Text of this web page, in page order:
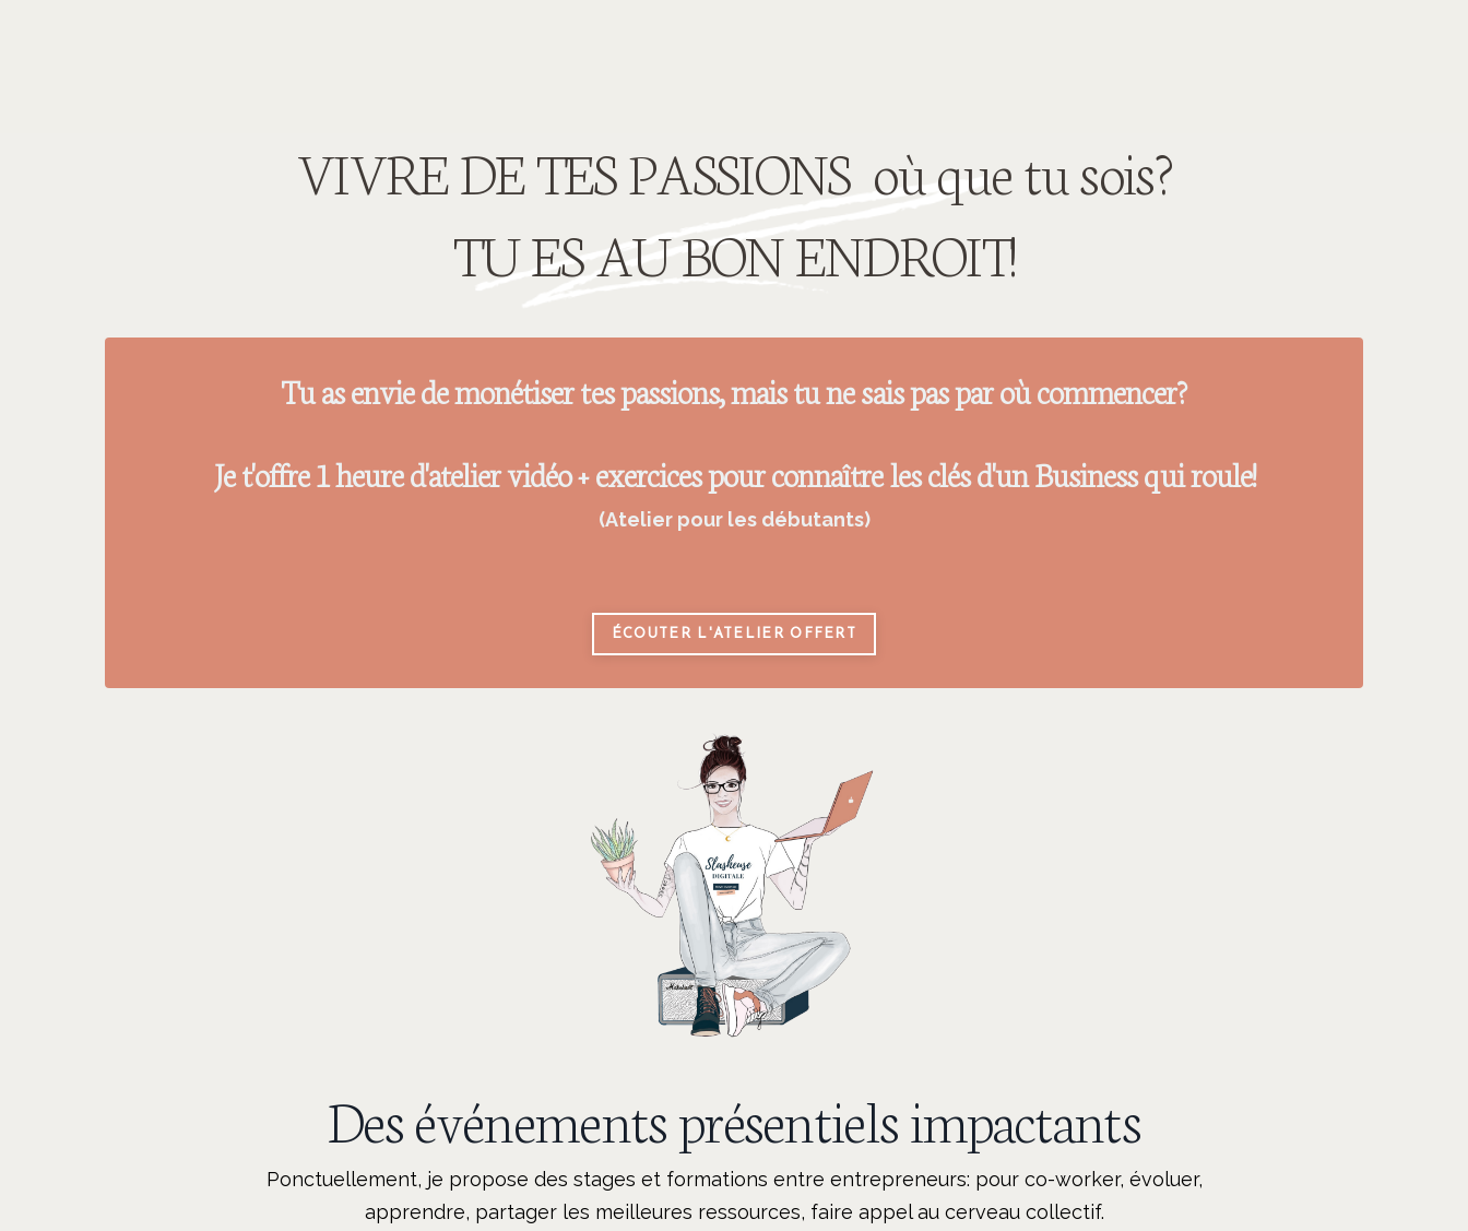
VIVRE DE TES PASSIONS où que tu sois?
TU ES AU BON ENDROIT!
Tu as envie de monétiser tes passions, mais tu ne sais pas par où commencer?
Je t'offre 1 heure d'atelier vidéo + exercices pour connaître les clés d'un Business qui roule!
(Atelier pour les débutants)
ÉCOUTER L'ATELIER OFFERT
Des événements présentiels impactants
Ponctuellement, je propose des stages et formations entre entrepreneurs: pour co-worker, évoluer,
apprendre, partager les meilleures ressources, faire appel au cerveau collectif.